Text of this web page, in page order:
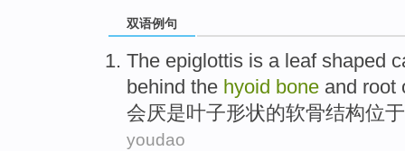
双语例句
The epiglottis is a leaf shaped
behind the hyoid bone and root
会厌是叶子形状的软骨结构位于
youdao